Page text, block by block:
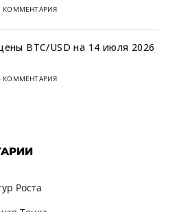
КОММЕНТАРИЯ
BTC/USD на 14 июля 2026
КОММЕНТАРИЯ
Роста